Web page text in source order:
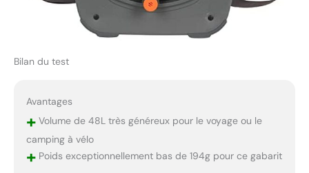
Bilan du test
Avantages
+Volume de 48L très généreux pour le voyage ou le
camping à vélo
+Poids exceptionnellement bas de 194g pour ce gabarit